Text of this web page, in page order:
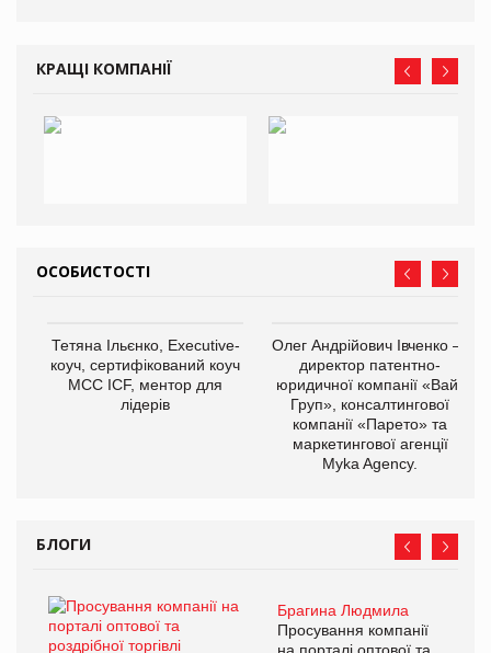
КРАЩІ КОМПАНІЇ
ОСОБИСТОСТІ
Тетяна Ільєнко, Executive-
коуч, сертифікований коуч
МСС ICF, ментор для
лідерів
Олег Андрійович Івченко —
директор патентно-
юридичної компанії «Вайз
Груп», консалтингової
компанії «Парето» та
маркетингової агенції
Myka Agency.
БЛОГИ
Брагина Людмила
Просування компанії
на порталі оптової та